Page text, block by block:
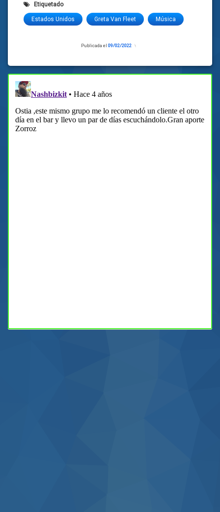
Etiquetado
Estados Unidos Greta Van Fleet Música
Publicada el 09/02/2022